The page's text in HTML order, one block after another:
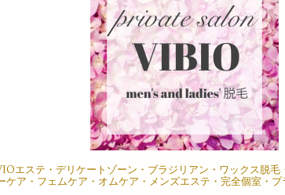
エステ・デリケートゾーン・ブラジリアン・ワックス脱
ケア・フェムケア・オムケア・メンズエステ・完全個室・